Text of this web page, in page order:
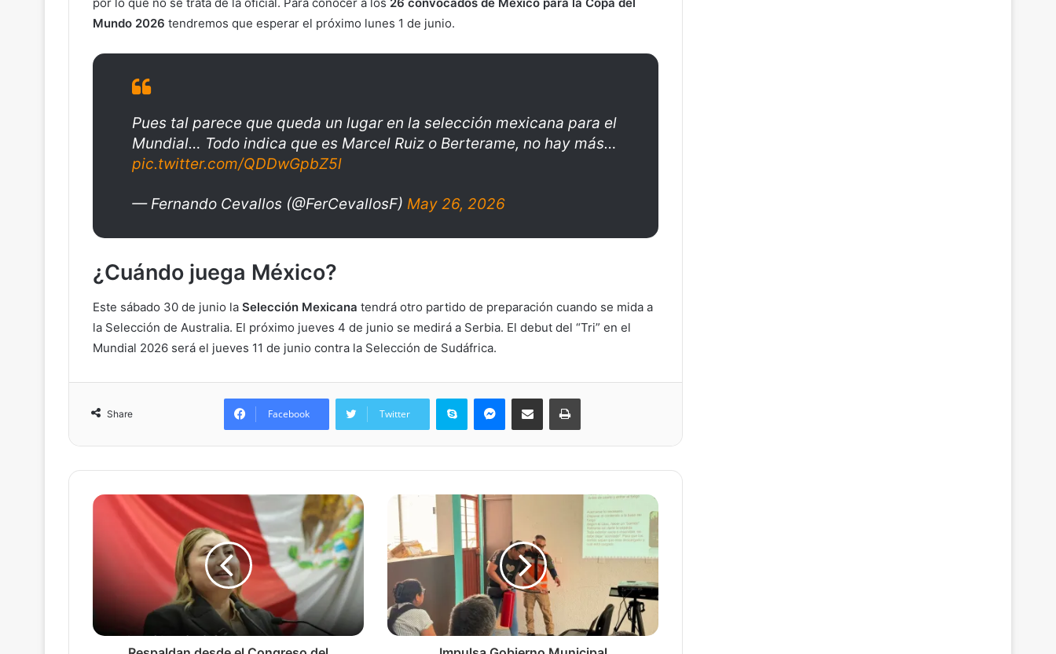
Mundo 2026 tendremos que esperar el próximo lunes 1 de junio.
Pues tal parece que queda un lugar en la selección mexicana para el
Mundial… Todo indica que es Marcel Ruiz o Berterame, no hay más…
pic.twitter.com/QDDwGpbZ5l
— Fernando Cevallos (@FerCevallosF) May 26, 2026
¿Cuándo juega México?
Este sábado 30 de junio la Selección Mexicana tendrá otro partido de preparación cuando se mida a
la Selección de Australia. El próximo jueves 4 de junio se medirá a Serbia. El debut del “Tri” en el
Mundial 2026 será el jueves 11 de junio contra la Selección de Sudáfrica.
Share Facebook Twitter
Skype Messenger
Share via Email Print